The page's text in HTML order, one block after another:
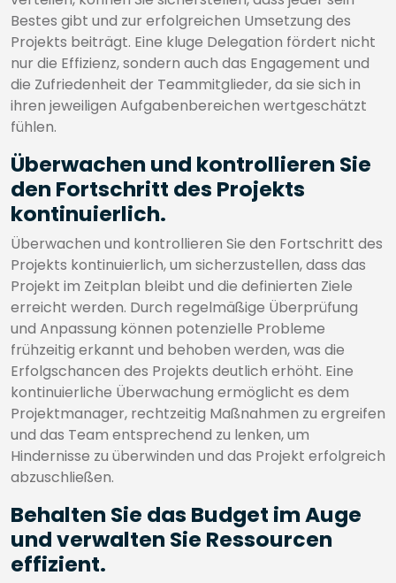
Bestes gibt und zur erfolgreichen Umsetzung des
Projekts beiträgt. Eine kluge Delegation fördert nicht
nur die Effizienz, sondern auch das Engagement und
die Zufriedenheit der Teammitglieder, da sie sich in
ihren jeweiligen Aufgabenbereichen wertgeschätzt
fühlen.
Überwachen und kontrollieren Sie
den Fortschritt des Projekts
kontinuierlich.
Überwachen und kontrollieren Sie den Fortschritt des
Projekts kontinuierlich, um sicherzustellen, dass das
Projekt im Zeitplan bleibt und die definierten Ziele
erreicht werden. Durch regelmäßige Überprüfung
und Anpassung können potenzielle Probleme
frühzeitig erkannt und behoben werden, was die
Erfolgschancen des Projekts deutlich erhöht. Eine
kontinuierliche Überwachung ermöglicht es dem
Projektmanager, rechtzeitig Maßnahmen zu ergreifen
und das Team entsprechend zu lenken, um
Hindernisse zu überwinden und das Projekt erfolgreich
abzuschließen.
Behalten Sie das Budget im Auge
und verwalten Sie Ressourcen
effizient.